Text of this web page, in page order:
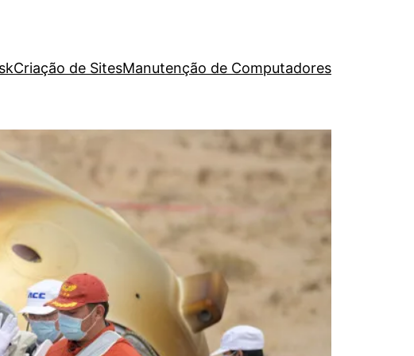
Criação de SitesManutenção de Computadores